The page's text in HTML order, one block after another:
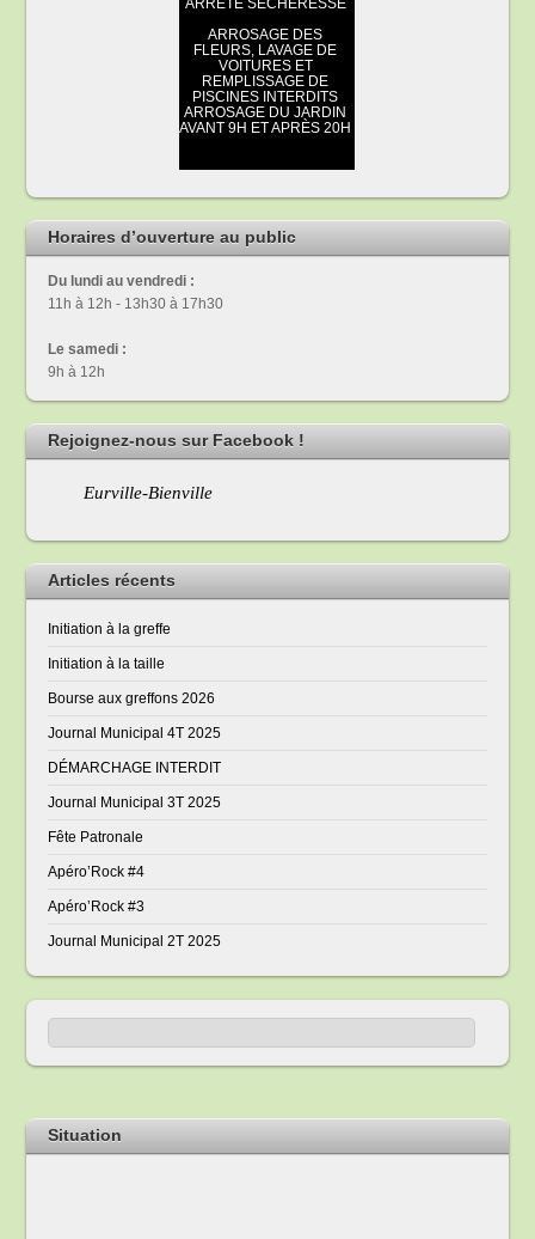
Horaires d’ouverture au public
Du lundi au vendredi :
11h à 12h - 13h30 à 17h30
Le samedi :
9h à 12h
Rejoignez-nous sur Facebook !
Eurville-Bienville
Articles récents
Initiation à la greffe
Initiation à la taille
Bourse aux greffons 2026
Journal Municipal 4T 2025
DÉMARCHAGE INTERDIT
Journal Municipal 3T 2025
Fête Patronale
Apéro’Rock #4
Apéro’Rock #3
Journal Municipal 2T 2025
Situation